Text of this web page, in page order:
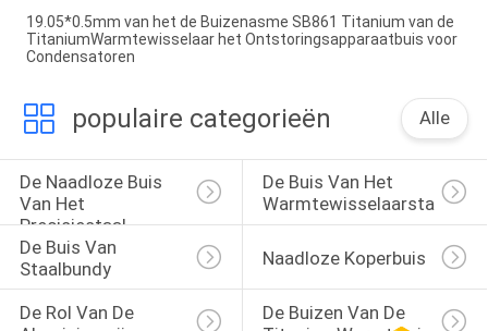
19.05*0.5mm van het de Buizenasme SB861 Titanium van de
TitaniumWarmtewisselaar het Ontstoringsapparaatbuis voor
Condensatoren
populaire categorieën Alle
De Naadloze Buis
Van Het
Precisiestaal
De Buis Van Het
Warmtewisselaarstaal
De Buis Van
Staalbundy
Naadloze Koperbuis
De Rol Van De
De Buizen Van De